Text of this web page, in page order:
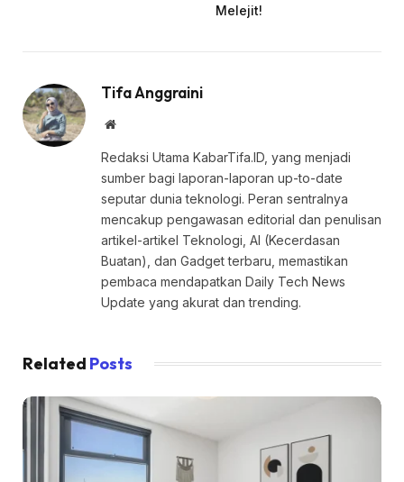
Melejit!
Tifa Anggraini
Website
Redaksi Utama KabarTifa.ID, yang menjadi
sumber bagi laporan-laporan up-to-date
seputar dunia teknologi. Peran sentralnya
mencakup pengawasan editorial dan penulisan
artikel-artikel Teknologi, AI (Kecerdasan
Buatan), dan Gadget terbaru, memastikan
pembaca mendapatkan Daily Tech News
Update yang akurat dan trending.
Related Posts